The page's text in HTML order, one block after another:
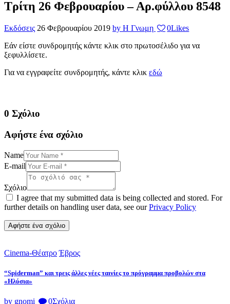
Τρίτη 26 Φεβρουαρίου – Αρ.φύλλου 8548
Εκδόσεις 26 Φεβρουαρίου 2019 by Η Γνωμη 0Likes
Εάν είστε συνδρομητής κάντε κλικ στο πρωτοσέλιδο για να
ξεφυλλίσετε.
Για να εγγραφείτε συνδρομητής, κάντε κλικ εδώ
0 Σχόλιο
Αφήστε ένα σχόλιο
Name
E-mail
Σχόλιο
I agree that my submitted data is being collected and stored. For
further details on handling user data, see ourPrivacy Policy
Cinema-Θέατρο Έβρος
“Spiderman” και τρεις άλλες νέες ταινίες το πρόγραμμα προβολών στα
«Ηλύσια»
by gnomi 0Σχόλια